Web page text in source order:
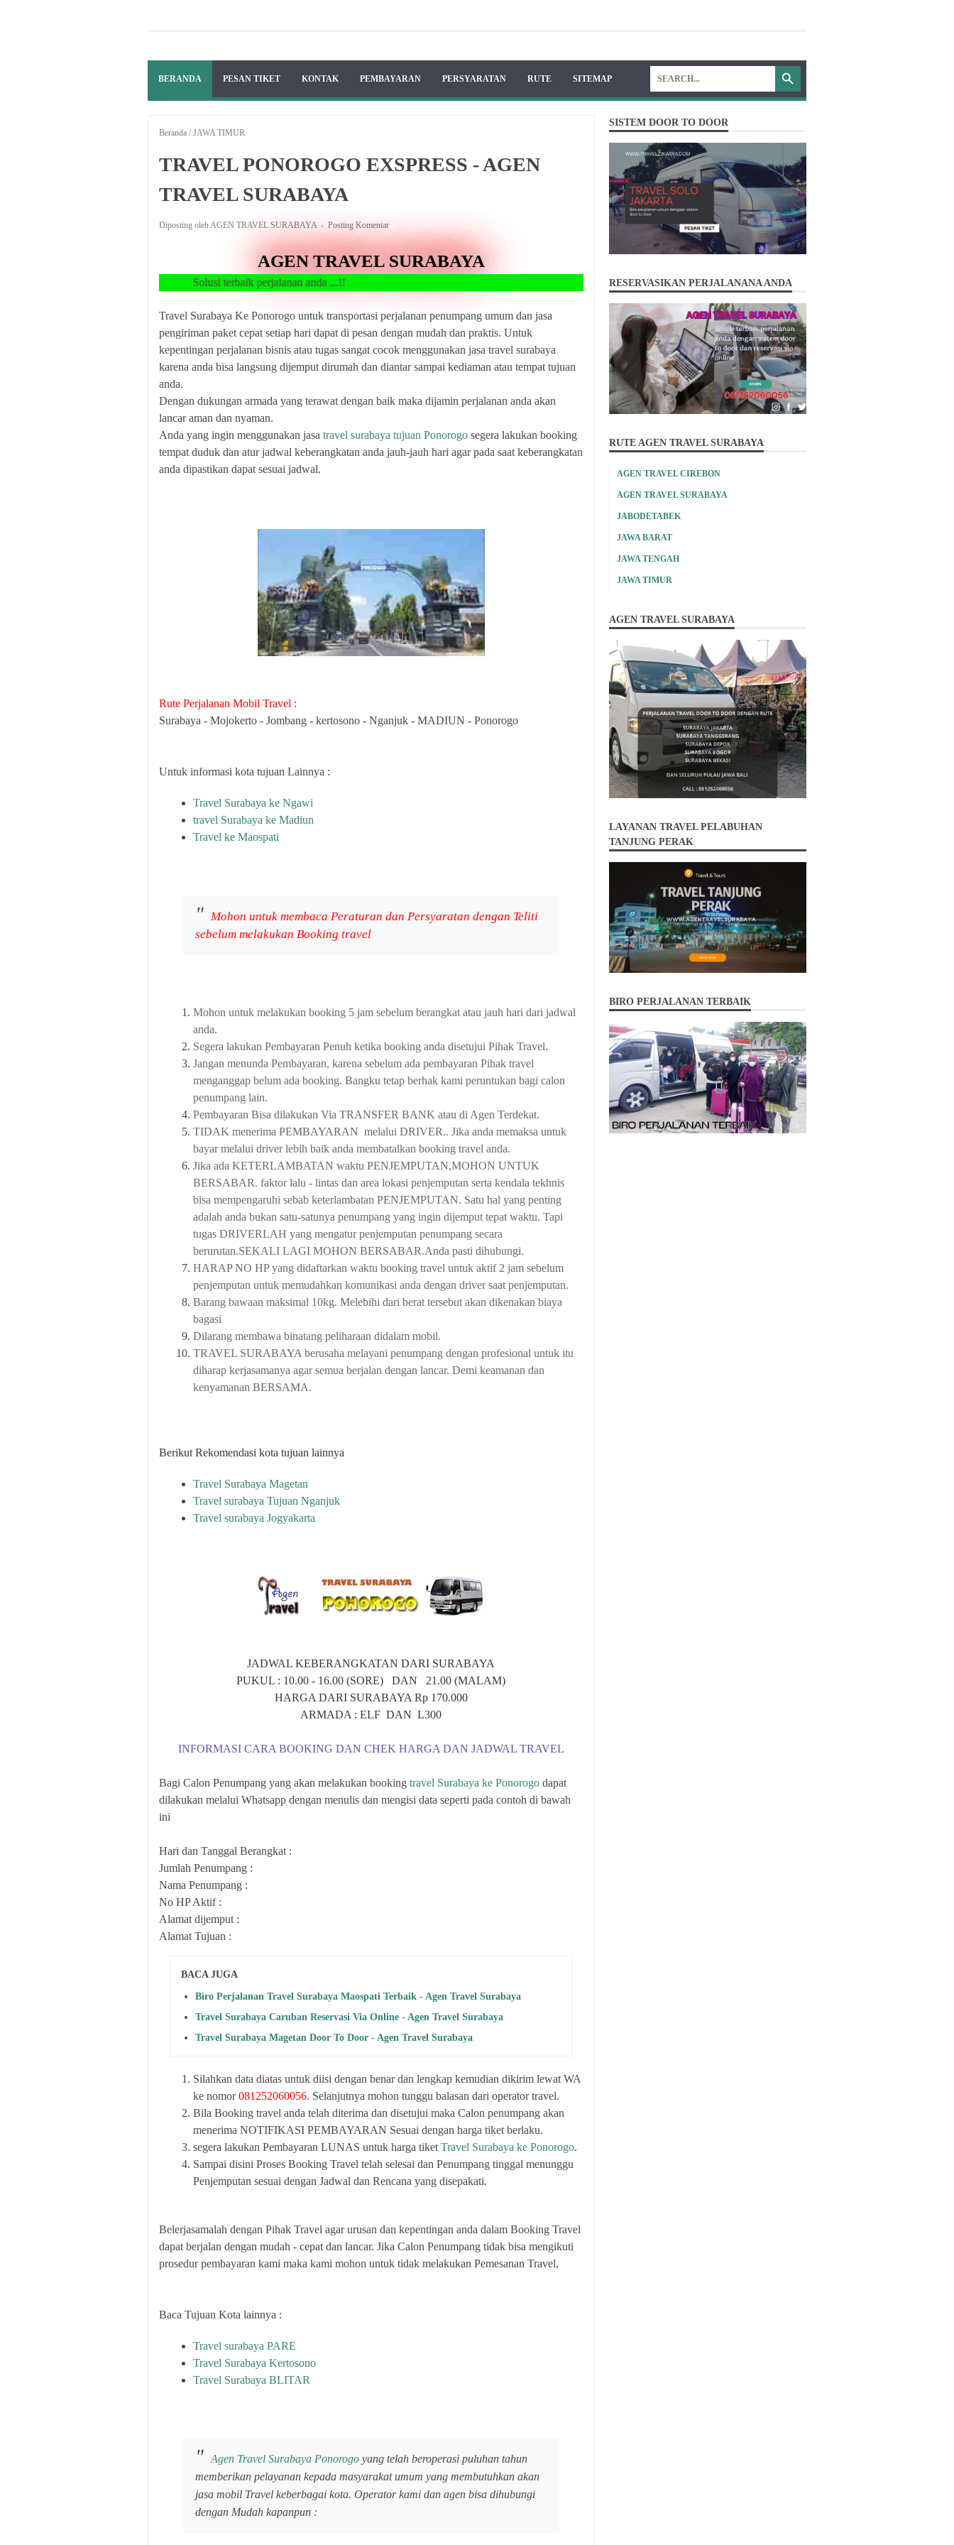
BERANDA PESAN TIKET KONTAK PEMBAYARAN PERSYARATAN RUTE SITEMAP
Beranda /JAWA TIMUR
TRAVEL PONOROGO EXSPRESS - AGEN
TRAVEL SURABAYA
Diposting oleh AGEN TRAVEL SURABAYA Posting Komentar
AGEN TRAVEL SURABAYA
Solusi terbaik perjalanan anda ...!!
Travel Surabaya Ke Ponorogo untuk transportasi perjalanan penumpang umum dan jasa
pengiriman paket cepat setiap hari dapat di pesan dengan mudah dan praktis. Untuk
kepentingan perjalanan bisnis atau tugas sangat cocok menggunakan jasa travel surabaya
karena anda bisa langsung dijemput dirumah dan diantar sampai kediaman atau tempat tujuan
anda.
Dengan dukungan armada yang terawat dengan baik maka dijamin perjalanan anda akan
lancar aman dan nyaman.
Anda yang ingin menggunakan jasa travel surabaya tujuan Ponorogo segera lakukan booking
tempat duduk dan atur jadwal keberangkatan anda jauh-jauh hari agar pada saat keberangkatan
anda dipastikan dapat sesuai jadwal.
Rute Perjalanan Mobil Travel :
Surabaya - Mojokerto - Jombang - kertosono - Nganjuk - MADIUN - Ponorogo
Untuk informasi kota tujuan Lainnya :
Travel Surabaya ke Ngawi
travel Surabaya ke Madiun
Travel ke Maospati
Mohon untuk membaca Peraturan dan Persyaratan dengan Teliti
sebelum melakukan Booking travel
Mohon untuk melakukan booking 5 jam sebelum berangkat atau jauh hari dari jadwal
anda.
Segera lakukan Pembayaran Penuh ketika booking anda disetujui Pihak Travel.
Jangan menunda Pembayaran, karena sebelum ada pembayaran Pihak travel
menganggap belum ada booking. Bangku tetap berhak kami peruntukan bagi calon
penumpang lain.
Pembayaran Bisa dilakukan Via TRANSFER BANK atau di Agen Terdekat.
TIDAK menerima PEMBAYARAN melalui DRIVER.. Jika anda memaksa untuk
bayar melalui driver lebih baik anda membatalkan booking travel anda.
Jika ada KETERLAMBATAN waktu PENJEMPUTAN,MOHON UNTUK
BERSABAR. faktor lalu - lintas dan area lokasi penjemputan serta kendala tekhnis
bisa mempengaruhi sebab keterlambatan PENJEMPUTAN. Satu hal yang penting
adalah anda bukan satu-satunya penumpang yang ingin dijemput tepat waktu. Tapi
tugas DRIVERLAH yang mengatur penjemputan penumpang secara
berurutan.SEKALI LAGI MOHON BERSABAR.Anda pasti dihubungi.
HARAP NO HP yang didaftarkan waktu booking travel untuk aktif 2 jam sebelum
penjemputan untuk memudahkan komunikasi anda dengan driver saat penjemputan.
Barang bawaan maksimal 10kg. Melebihi dari berat tersebut akan dikenakan biaya
bagasi
Dilarang membawa binatang peliharaan didalam mobil.
TRAVEL SURABAYA berusaha melayani penumpang dengan profesional untuk itu
diharap kerjasamanya agar semua berjalan dengan lancar. Demi keamanan dan
kenyamanan BERSAMA.
Berikut Rekomendasi kota tujuan lainnya
Travel Surabaya Magetan
Travel surabaya Tujuan Nganjuk
Travel surabaya Jogyakarta
JADWAL KEBERANGKATAN DARI SURABAYA
PUKUL : 10.00 - 16.00 (SORE) DAN 21.00 (MALAM)
HARGA DARI SURABAYA Rp 170.000
ARMADA : ELF DAN L300
INFORMASI CARA BOOKING DAN CHEK HARGA DAN JADWAL TRAVEL
Bagi Calon Penumpang yang akan melakukan booking travel Surabaya ke Ponorogo dapat
dilakukan melalui Whatsapp dengan menulis dan mengisi data seperti pada contoh di bawah
ini
Hari dan Tanggal Berangkat :
Jumlah Penumpang :
Nama Penumpang :
No HP Aktif :
Alamat dijemput :
Alamat Tujuan :
BACA JUGA
Biro Perjalanan Travel Surabaya Maospati Terbaik - Agen Travel Surabaya
Travel Surabaya Caruban Reservasi Via Online - Agen Travel Surabaya
Travel Surabaya Magetan Door To Door - Agen Travel Surabaya
Silahkan data diatas untuk diisi dengan benar dan lengkap kemudian dikirim lewat WA
ke nomor081252060056. Selanjutnya mohon tunggu balasan dari operator travel.
Bila Booking travel anda telah diterima dan disetujui maka Calon penumpang akan
menerima NOTIFIKASI PEMBAYARAN Sesuai dengan harga tiket berlaku.
segera lakukan Pembayaran LUNAS untuk harga tiket Travel Surabaya ke Ponorogo.
Sampai disini Proses Booking Travel telah selesai dan Penumpang tinggal menunggu
Penjemputan sesuai dengan Jadwal dan Rencana yang disepakati.
Belerjasamalah dengan Pihak Travel agar urusan dan kepentingan anda dalam Booking Travel
dapat berjalan dengan mudah - cepat dan lancar. Jika Calon Penumpang tidak bisa mengikuti
prosedur pembayaran kami maka kami mohon untuk tidak melakukan Pemesanan Travel,
Baca Tujuan Kota lainnya :
Travel surabaya PARE
Travel Surabaya Kertosono
Travel Surabaya BLITAR
Agen Travel Surabaya Ponorogo yang telah beroperasi puluhan tahun
memberikan pelayanan kepada masyarakat umum yang membutuhkan akan
jasa mobil Travel keberbagai kota. Operator kami dan agen bisa dihubungi
dengan Mudah kapanpun :
SISTEM DOOR TO DOOR
RESERVASIKAN PERJALANANA ANDA
RUTE AGEN TRAVEL SURABAYA
AGEN TRAVEL CIREBON
AGEN TRAVEL SURABAYA
JABODETABEK
JAWA BARAT
JAWA TENGAH
JAWA TIMUR
AGEN TRAVEL SURABAYA
LAYANAN TRAVEL PELABUHAN
TANJUNG PERAK
BIRO PERJALANAN TERBAIK